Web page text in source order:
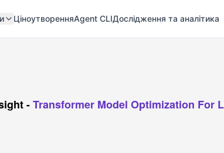
ЦіноутворенняAgent CLIДослідження та аналітика
-Transformer Model Optimization For